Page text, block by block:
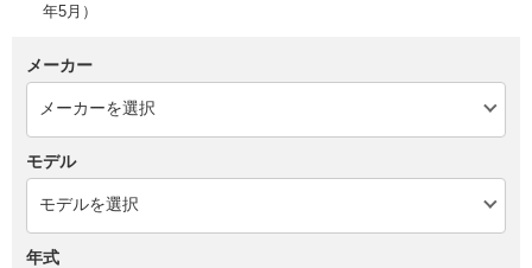
年5月）
メーカー
モデル
年式